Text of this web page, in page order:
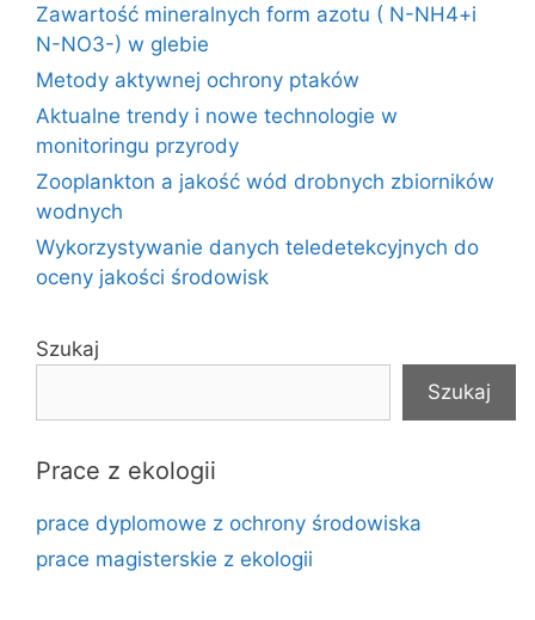
Zawartość mineralnych form azotu ( N-NH4+i
N-NO3-) w glebie
Metody aktywnej ochrony ptaków
Aktualne trendy i nowe technologie w
monitoringu przyrody
Zooplankton a jakość wód drobnych zbiorników
wodnych
Wykorzystywanie danych teledetekcyjnych do
oceny jakości środowisk
Szukaj
Szukaj
Prace z ekologii
prace dyplomowe z ochrony środowiska
prace magisterskie z ekologii